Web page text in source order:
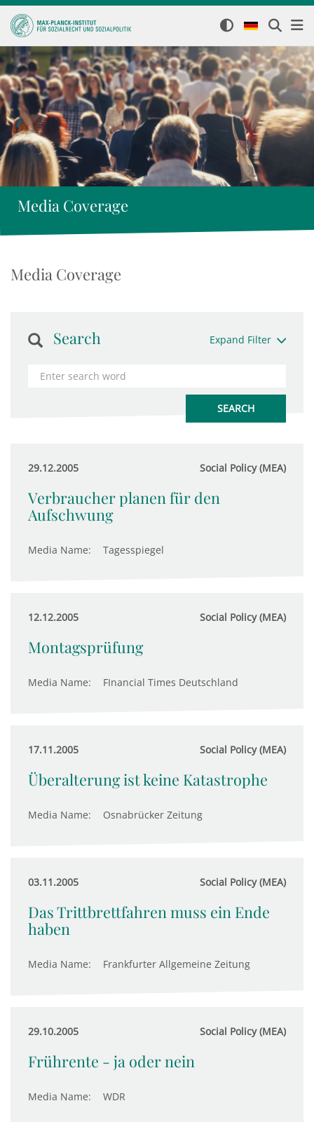
Media Coverage
Media Coverage
Search Expand Filter
29.12.2005 Social Policy (MEA)
Verbraucher planen für den
Aufschwung
Media Name: Tagesspiegel
12.12.2005 Social Policy (MEA)
Montagsprüfung
Media Name: FInancial Times Deutschland
17.11.2005 Social Policy (MEA)
Überalterung ist keine Katastrophe
Media Name: Osnabrücker Zeitung
03.11.2005 Social Policy (MEA)
Das Trittbrettfahren muss ein Ende
haben
Media Name: Frankfurter Allgemeine Zeitung
29.10.2005 Social Policy (MEA)
Frührente - ja oder nein
Media Name: WDR